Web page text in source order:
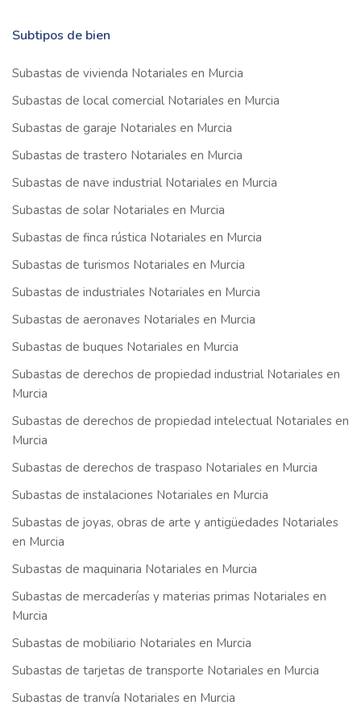
Subtipos de bien
Subastas de vivienda Notariales en Murcia
Subastas de local comercial Notariales en Murcia
Subastas de garaje Notariales en Murcia
Subastas de trastero Notariales en Murcia
Subastas de nave industrial Notariales en Murcia
Subastas de solar Notariales en Murcia
Subastas de finca rústica Notariales en Murcia
Subastas de turismos Notariales en Murcia
Subastas de industriales Notariales en Murcia
Subastas de aeronaves Notariales en Murcia
Subastas de buques Notariales en Murcia
Subastas de derechos de propiedad industrial Notariales en
Murcia
Subastas de derechos de propiedad intelectual Notariales en
Murcia
Subastas de derechos de traspaso Notariales en Murcia
Subastas de instalaciones Notariales en Murcia
Subastas de joyas, obras de arte y antigüedades Notariales
en Murcia
Subastas de maquinaria Notariales en Murcia
Subastas de mercaderías y materias primas Notariales en
Murcia
Subastas de mobiliario Notariales en Murcia
Subastas de tarjetas de transporte Notariales en Murcia
Subastas de tranvía Notariales en Murcia